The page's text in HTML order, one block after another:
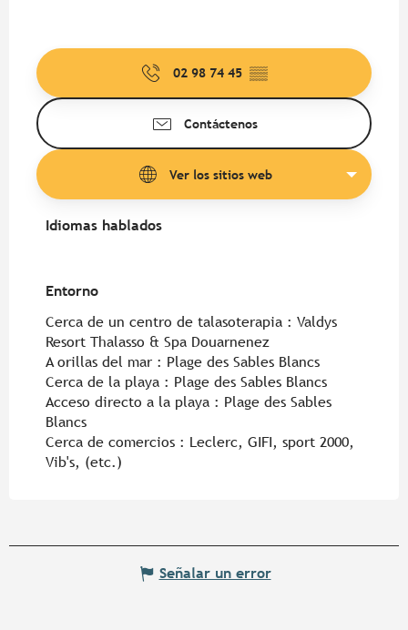
02 98 74 45 ▒▒
Contáctenos
Ver los sitios web
Idiomas hablados
Idiomas hablados
Entorno
Entorno
Cerca de un centro de talasoterapia : Valdys
Resort Thalasso & Spa Douarnenez
A orillas del mar : Plage des Sables Blancs
Cerca de la playa : Plage des Sables Blancs
Acceso directo a la playa : Plage des Sables
Blancs
Cerca de comercios : Leclerc, GIFI, sport 2000,
Vib's, (etc.)
Señalar un error